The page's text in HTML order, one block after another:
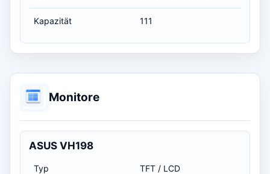
Kapazität 111
Monitore
ASUS VH198
Typ TFT / LCD